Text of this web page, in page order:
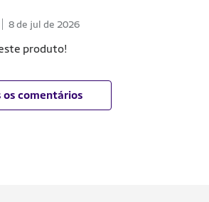
8 de jul de 2026
produto!
comentários